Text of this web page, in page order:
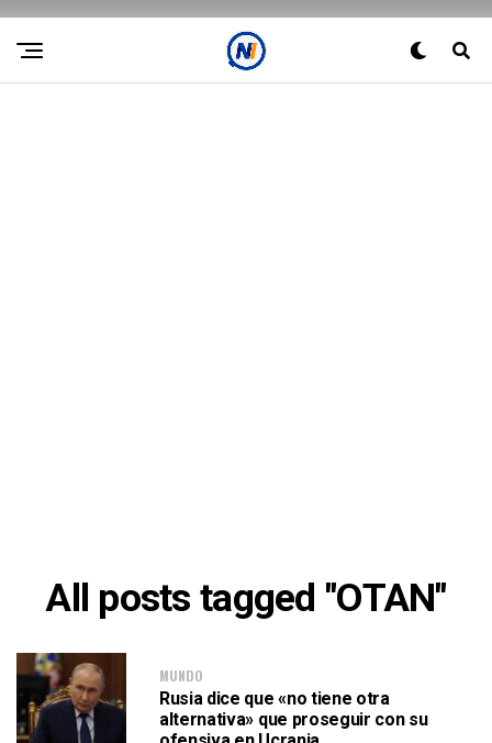
All posts tagged "OTAN"
MUNDO
Rusia dice que «no tiene otra
alternativa» que proseguir con su